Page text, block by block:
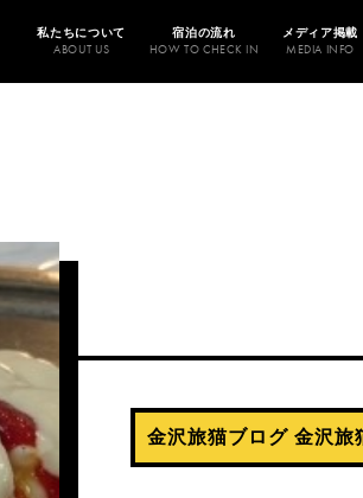
私たちについて
ABOUT US
宿泊の流れ
HOW TO CHECK IN
メディア掲載
MEDIA INFO
金沢旅猫ブログ 金沢旅